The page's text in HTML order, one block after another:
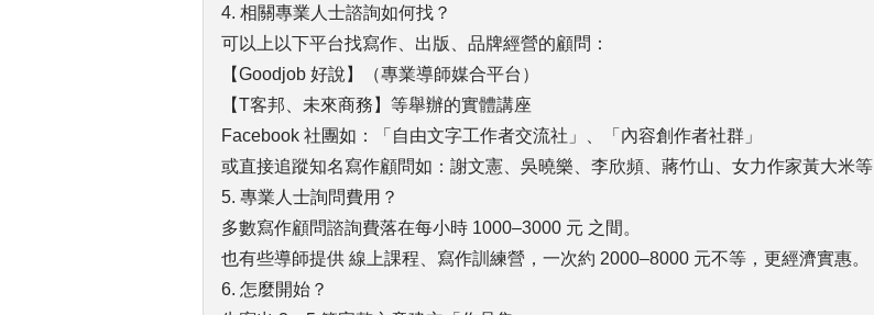
4. 相關專業人士諮詢如何找？
可以上以下平台找寫作、出版、品牌經營的顧問：
【Goodjob 好說】（專業導師媒合平台）
【T客邦、未來商務】等舉辦的實體講座
Facebook 社團如：「自由文字工作者交流社」、「內容創作者社群」
或直接追蹤知名寫作顧問如：謝文憲、吳曉樂、李欣頻、蔣竹山、女力作家黃大米等
5. 專業人士詢問費用？
多數寫作顧問諮詢費落在每小時 1000–3000 元 之間。
也有些導師提供 線上課程、寫作訓練營，一次約 2000–8000 元不等，更經濟實惠。
6. 怎麼開始？